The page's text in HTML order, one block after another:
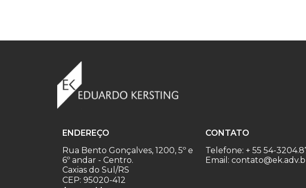
ENDEREÇO
Rua Bento Gonçalves, 1200, 5º e
6º andar - Centro.
Caxias do Sul/RS
CEP: 95020-412
CONTATO
Telefone: + 55 54-
Email: